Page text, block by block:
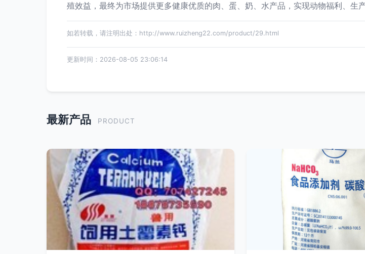
殖效益，最终为市场提供更多健康优质的肉、蛋、奶、水产品，实现动物福利、生
如若转载，请注明出处：http://www.ruizheng22.com/product/29.html
更新时间：2026-08-05 23:06:14
最新产品 PRODUCT